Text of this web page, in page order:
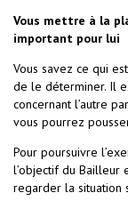
Vous mettre à la
important pour lui
Vous savez ce qui
de le déterminer. Il
concernant l’autre
vous pourrez
Pour poursuivre
l’objectif du Bailleur
regarder la situation